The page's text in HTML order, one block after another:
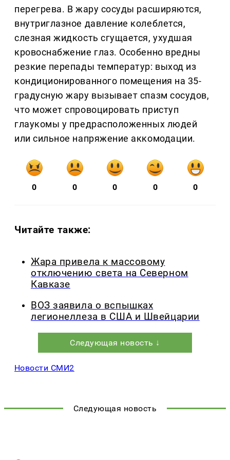
перегрева. В жару сосуды расширяются,
внутриглазное давление колеблется,
слезная жидкость сгущается, ухудшая
кровоснабжение глаз. Особенно вредны
резкие перепады температур: выход из
кондиционированного помещения на 35-
градусную жару вызывает спазм сосудов,
что может спровоцировать приступ
глаукомы у предрасположенных людей
или сильное напряжение аккомодации.
0 0 0 0 0
Читайте также:
Жара привела к массовому
отключению света на Северном
Кавказе
ВОЗ заявила о вспышках
легионеллеза в США и Швейцарии
Следующая новость ↓
Новости СМИ2
Следующая новость